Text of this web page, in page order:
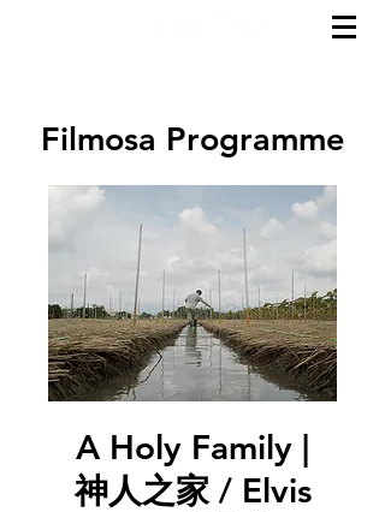
Filmosa Programme
A Holy Family |
神人之家 / Elvis